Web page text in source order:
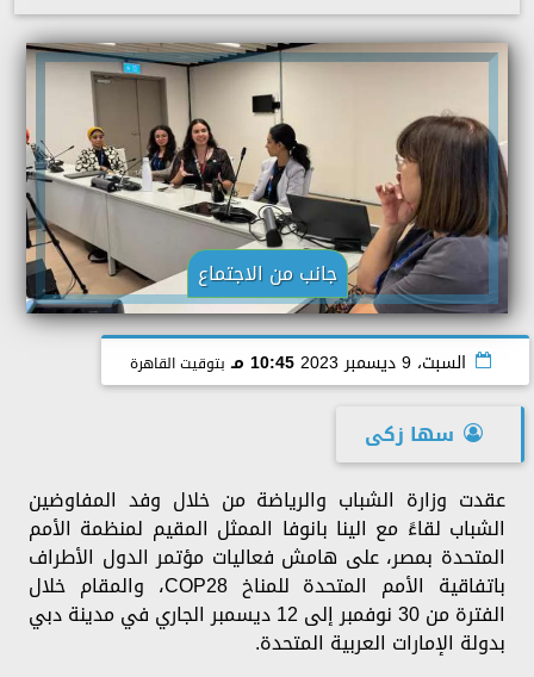
جانب من الاجتماع
السبت، 9 ديسمبر 2023 10:45 مـ بتوقيت القاهرة
سها زكى
عقدت وزارة الشباب والرياضة من خلال وفد المفاوضين
الشباب لقاءً مع الينا بانوفا الممثل المقيم لمنظمة الأمم
المتحدة بمصر، على هامش فعاليات مؤتمر الدول الأطراف
باتفاقية الأمم المتحدة للمناخ COP28، والمقام خلال
الفترة من 30 نوفمبر إلى 12 ديسمبر الجاري في مدينة دبي
بدولة الإمارات العربية المتحدة.